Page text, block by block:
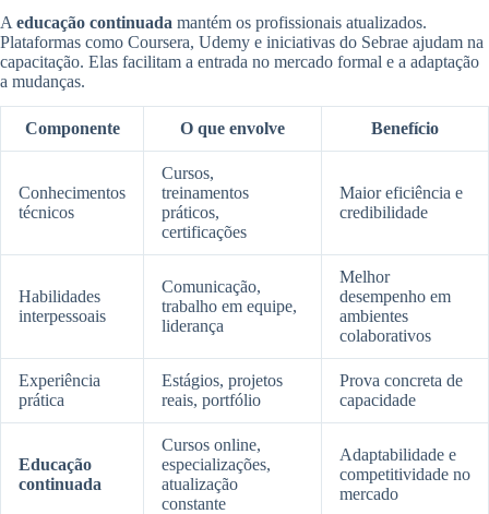
A educação continuada mantém os profissionais atualizados.
Plataformas como Coursera, Udemy e iniciativas do Sebrae ajudam na
capacitação. Elas facilitam a entrada no mercado formal e a adaptação
a mudanças.
Componente O que envolve Benefício
Conhecimentos
técnicos
Cursos,
treinamentos
práticos,
certificações
Maior eficiência e
credibilidade
Habilidades
interpessoais
Comunicação,
trabalho em equipe,
liderança
Melhor
desempenho em
ambientes
colaborativos
Experiência
prática
Estágios, projetos
reais, portfólio
Prova concreta de
capacidade
Educação
continuada
Cursos online,
especializações,
atualização
constante
Adaptabilidade e
competitividade no
mercado